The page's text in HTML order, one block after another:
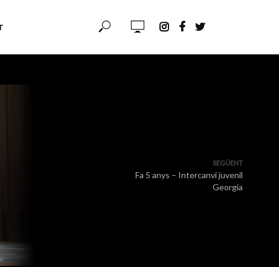
SEGÜENT
Fa 5 anys – Intercanvi juvenil
Georgia